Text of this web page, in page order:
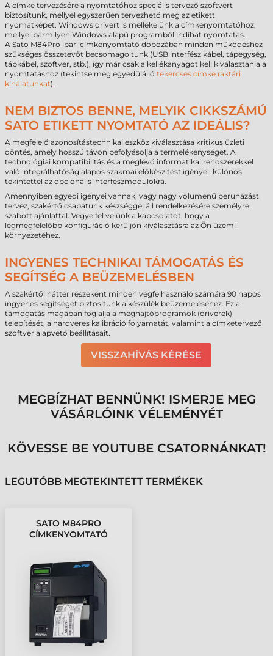
A címke tervezésére a nyomtatóhoz speciális tervező szoftvert
biztosítunk, mellyel egyszerűen tervezhető meg az etikett
nyomatképet. Windows drivert is mellékelünk a címkenyomtatóhoz,
mellyel bármilyen Windows alapú programból indíhat nyomtatás.
A Sato M84Pro ipari címkenyomtató dobozában minden működéshez
szükséges összetevőt becsomagoltunk (USB interfész kábel, tápegység,
tápkábel, szoftver, stb.), így már csak a kellékanyagot kell kiválasztania a
nyomtatáshoz (tekintse meg egyedülálló tekercses címke raktári
kínálatunkat).
NEM BIZTOS BENNE, MELYIK CIKKSZÁMÚ
SATO ETIKETT NYOMTATÓ AZ IDEÁLIS?
A megfelelő azonosítástechnikai eszköz kiválasztása kritikus üzleti
döntés, amely hosszú távon befolyásolja a termelékenységet. A
technológiai kompatibilitás és a meglévő informatikai rendszerekkel
való integrálhatóság alapos szakmai előkészítést igényel, különös
tekintettel az opcionális interfészmodulokra.
Amennyiben egyedi igényei vannak, vagy nagy volumenű beruházást
tervez, szakértő csapatunk készséggel áll rendelkezésére személyre
szabott ajánlattal. Vegye fel velünk a kapcsolatot, hogy a
legmegfelelőbb konfiguráció kerüljön kiválasztásra az Ön üzemi
környezetéhez.
INGYENES TECHNIKAI TÁMOGATÁS ÉS
SEGÍTSÉG A BEÜZEMELÉSBEN
A szakértői háttér részeként minden végfelhasználó számára 90 napos
ingyenes segítséget biztosítunk a készülék beüzemeléséhez. Ez a
támogatás magában foglalja a meghajtóprogramok (driverek)
telepítését, a hardveres kalibráció folyamatát, valamint a címketervező
szoftver alapvető beállításait.
VISSZAHÍVÁS KÉRÉSE
MEGBÍZHAT BENNÜNK! ISMERJE MEG
VÁSÁRLÓINK VÉLEMÉNYÉT
KÖVESSE BE YOUTUBE CSATORNÁNKAT!
LEGUTÓBB MEGTEKINTETT TERMÉKEK
SATO M84PRO
CÍMKENYOMTATÓ